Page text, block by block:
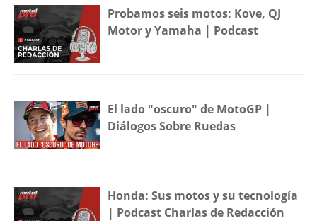
Probamos seis motos: Kove, QJ
Motor y Yamaha | Podcast
El lado "oscuro" de MotoGP |
Diálogos Sobre Ruedas
Honda: Sus motos y su tecnología
| Podcast Charlas de Redacción